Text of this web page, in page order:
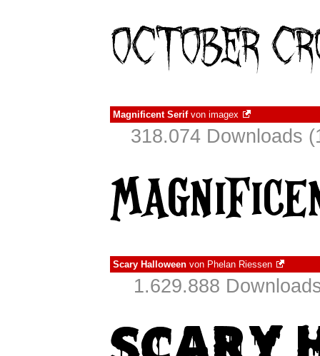
Magnificent Serifvon imagex
318.074 Downloads
Scary Halloween von Phelan Riessen
1.629.888